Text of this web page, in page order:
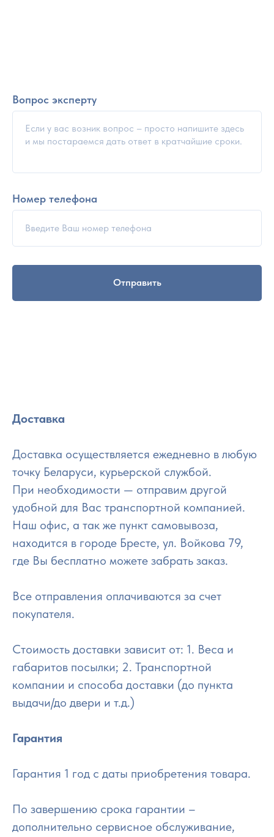
Вопрос эксперту
Номер телефона
Отправить
Доставка
Доставка осуществляется ежедневно в любую
точку Беларуси, курьерской службой.
При необходимости — отправим другой
удобной для Вас транспортной компанией.
Наш офис, а так же пункт самовывоза,
находится в городе Бресте, ул. Войкова 79,
где Вы бесплатно можете забрать заказ.
Все отправления оплачиваются за счет
покупателя.
Стоимость доставки зависит от: 1. Веса и
габаритов посылки; 2. Транспортной
компании и способа доставки (до пункта
выдачи/до двери и т.д.)
Гарантия
Гарантия 1 год с даты приобретения товара.
По завершению срока гарантии –
дополнительно сервисное обслуживание,